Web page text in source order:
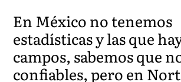
En México no tenemos
estadísticas y las que
campos, sabemos que
confiables, pero en